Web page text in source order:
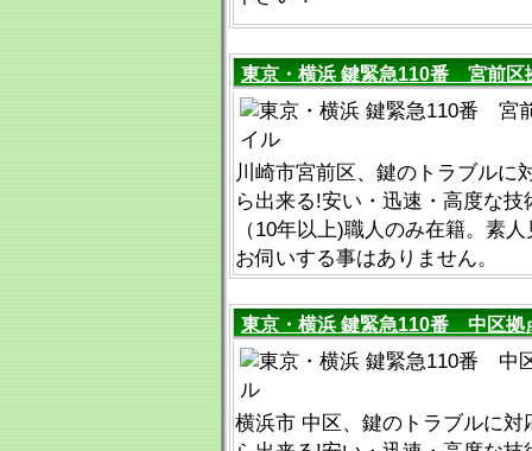
東京・横浜 鍵緊急110番 宮前区
川崎市宮前区、鍵のトラブルに
ら出来る!安い・迅速・高度な
（10年以上)職人のみ在籍。素
お伺いする事はありません。
東京・横浜 鍵緊急110番 中区拠
横浜市 中区、鍵のトラブルに対